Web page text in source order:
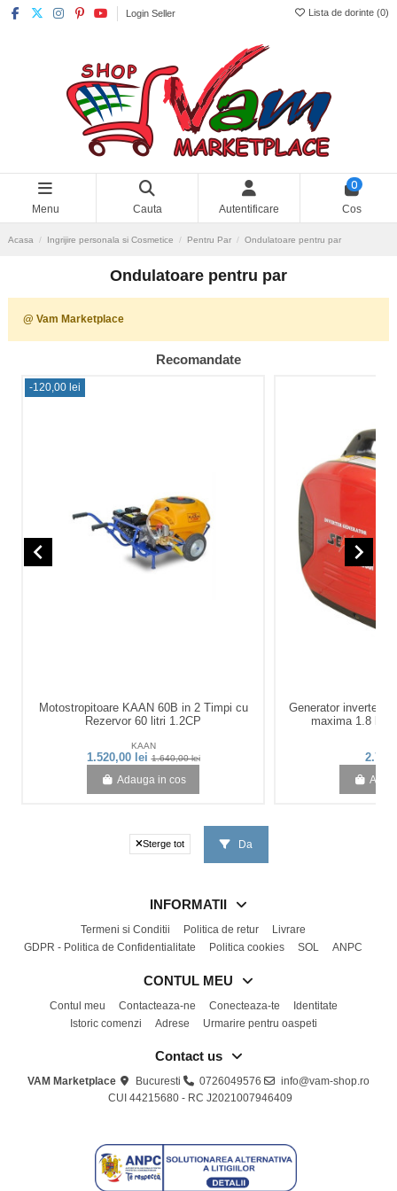
Login Seller Lista de dorinte (0)
Menu Cauta Autentificare
0
Cos
Acasa Ingrijire personala si Cosmetice Pentru Par Ondulatoare pentru par
Ondulatoare pentru par
@ Vam Marketplace
Recomandate
-120,00 lei
Motostropitoare KAAN 60B in 2 Timpi cu
Rezervor 60 litri 1.2CP
KAAN
1.520,00 lei1.640,00 lei
Adauga in cos
Generator inverter
maxima 1.8 kW
navigate_before navigate_next
Sterge tot Da
INFORMATII
Termeni si Conditii Politica de retur
Livrare
GDPR - Politica de Confidentialitate
Politica cookies SOL ANPC
CONTUL MEU
Contul meu Contacteaza-ne Conecteaza-te
Identitate
Istoric comenzi
Adrese Urmarire pentru oaspeti
Contact us
VAM Marketplace Bucuresti 0726049576
info@vam-shop.ro
CUI 44215680 - RC J2021007946409